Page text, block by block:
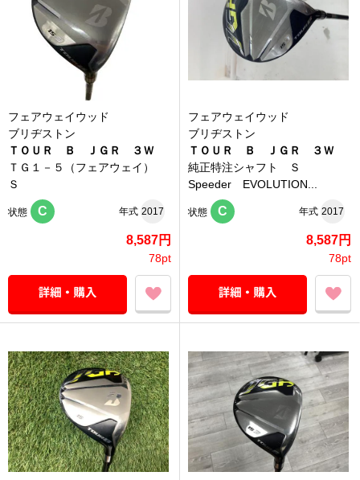
フェアウェイウッド
ブリヂストン
ＴＯＵＲ Ｂ ＪＧＲ ３Ｗ
ＴＧ１－５（フェアウェイ）
Ｓ
状態 C 年式 2017
8,587円
78pt
フェアウェイウッド
ブリヂストン
ＴＯＵＲ Ｂ ＪＧＲ ３Ｗ
純正特注シャフト Ｓ
Speeder EVOLUTION...
状態 C 年式 2017
8,587円
78pt